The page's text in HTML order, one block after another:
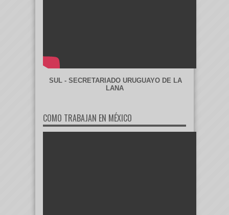
SUL - SECRETARIADO URUGUAYO DE LA
LANA
COMO TRABAJAN EN MÉXICO